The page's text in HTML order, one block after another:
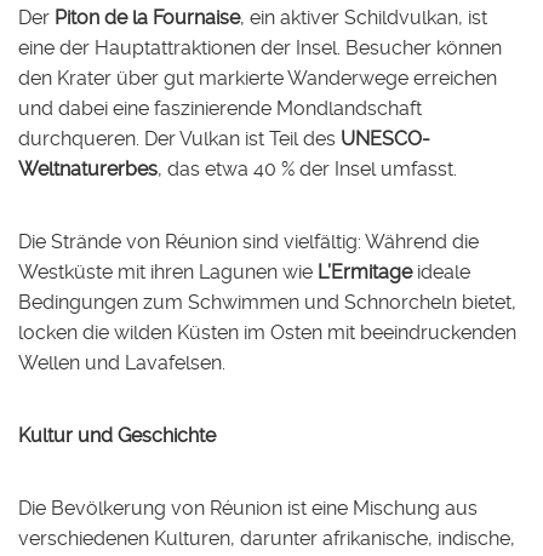
Der Piton de la Fournaise, ein aktiver Schildvulkan, ist
eine der Hauptattraktionen der Insel. Besucher können
den Krater über gut markierte Wanderwege erreichen
und dabei eine faszinierende Mondlandschaft
durchqueren. Der Vulkan ist Teil des UNESCO-
Weltnaturerbes, das etwa 40 % der Insel umfasst.
Die Strände von Réunion sind vielfältig: Während die
Westküste mit ihren Lagunen wie L’Ermitageideale
Bedingungen zum Schwimmen und Schnorcheln bietet,
locken die wilden Küsten im Osten mit beeindruckenden
Wellen und Lavafelsen.
Kultur und Geschichte
Die Bevölkerung von Réunion ist eine Mischung aus
verschiedenen Kulturen, darunter afrikanische, indische,